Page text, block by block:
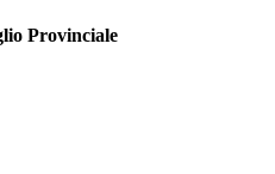
Provinciale